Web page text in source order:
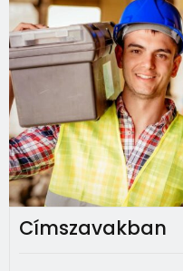
Címszavakban